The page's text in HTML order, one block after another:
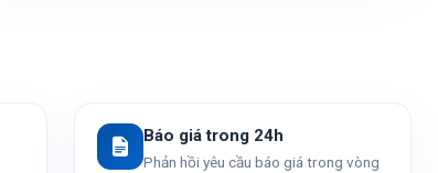
Báo giá trong 24h
Phản hồi yêu cầu báo giá trong vòng